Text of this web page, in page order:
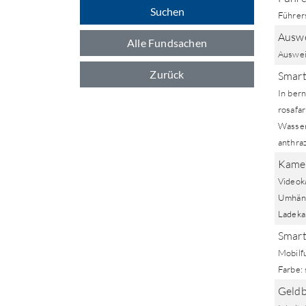
Suchen
Alle Fundsachen
Zurück
In
Farbe: